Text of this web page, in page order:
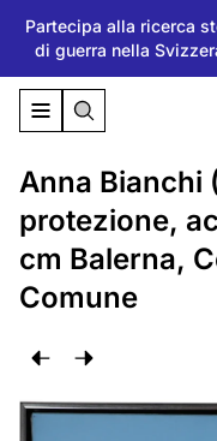
Partecipa alla ricerca
di guerra nella
Attiva/disattiva il
Anna Bianchi
protezione,
cm Balerna,
Comune